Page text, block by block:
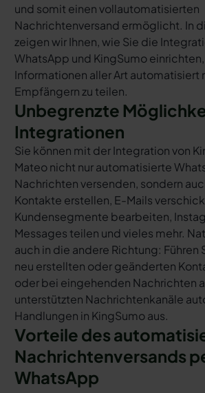
und somit einen vollautomatisierten
Nachrichtenversand ermöglicht. In
zeigen wir Ihnen, wie Sie die
WhatsApp und KingSumo
Informationen aller Art automatisiert
Empfängern zu teilen.
Unbegrenzte
Integrationen
Sie können mit der Integration von
Mateo nicht nur automatisierte
Nachrichten versenden, sondern
Kontakte erstellen, E-Mails
Kundensegmente bearbeiten,
Messages teilen und vieles mehr.
auch in die andere Richtung: Führen
neu erstellten oder geänderten
oder bei eingehenden Nachrichten
unterstützten Nachrichtenkanäle
Handlungen in KingSumo aus.
Vorteile des
Nachrichtenversands
WhatsApp